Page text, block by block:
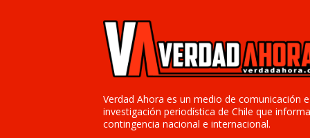
Verdad Ahora es un medio de comunicación e
investigación periodística de Chile que
contingencia nacional e internacional.